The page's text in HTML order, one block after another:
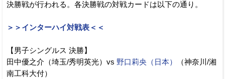
決勝戦が行われる。各決勝戦の対戦カードは以下の通り。
＞＞インターハイ対戦表＜＜
【男子シングルス 決勝】
田中優之介（埼玉/秀明英光）vs 野口莉央（日本）
（神奈川/湘
南工科大付）